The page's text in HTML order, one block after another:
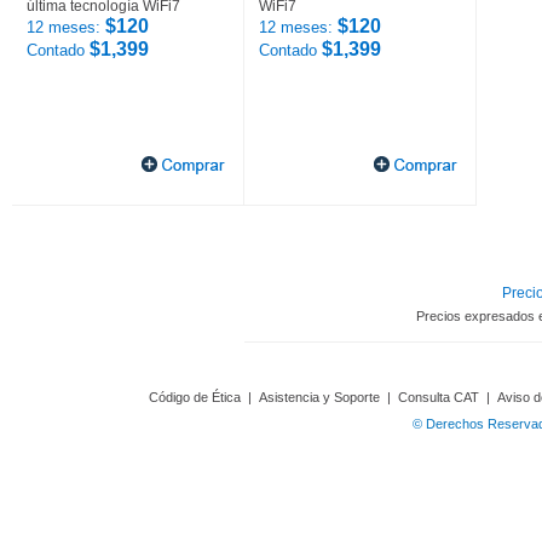
última tecnología WiFi7
12 meses: $120
Contado $1,399
WiFi7
12 meses: $120
Contado $1,399
Precios expresados
Código de Ética | Asistencia y Soporte | Consulta CAT | Aviso
© Derechos